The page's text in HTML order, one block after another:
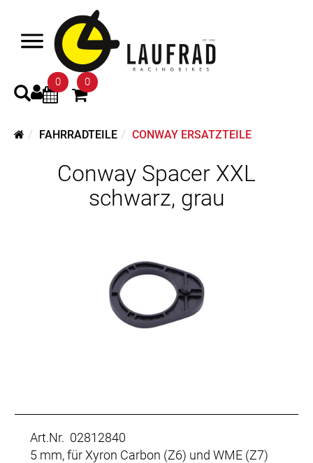
0 0
FAHRRADTEILE CONWAY ERSATZTEILE
Conway Spacer XXL
schwarz, grau
Art.Nr. 02812840
5 mm, für Xyron Carbon (Z6) und WME (Z7)